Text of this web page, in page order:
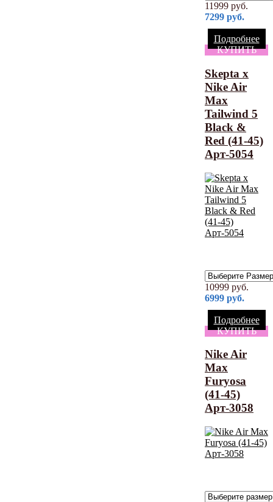
11999 руб.
7299 руб.
Подробнее
КУПИТЬ
Skepta x
Nike Air
Max
Tailwind 5
Black &
Red (41-45)
Арт-5054
10999 руб.
6999 руб.
Подробнее
КУПИТЬ
Nike Air
Max
Furyosa
(41-45)
Арт-3058